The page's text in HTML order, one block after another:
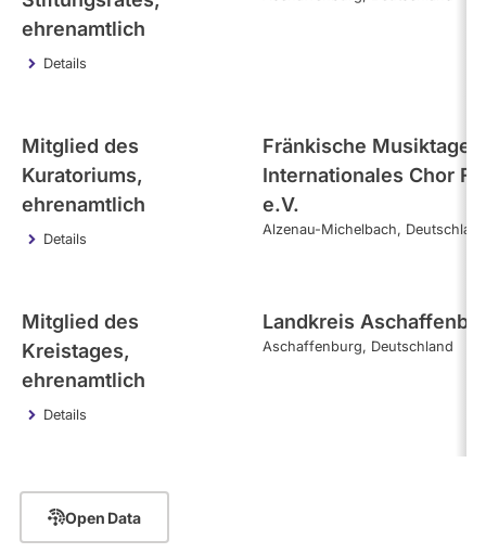
ehrenamtlich
Details
Mitglied des
Kuratoriums,
ehrenamtlich
Details
Fränkische Musiktage -
Internationales Chor
e.V.
Alzenau-Michelbach
Mitglied des
Kreistages,
ehrenamtlich
Details
Landkreis
Aschaffenburg Deutschland
Open Data